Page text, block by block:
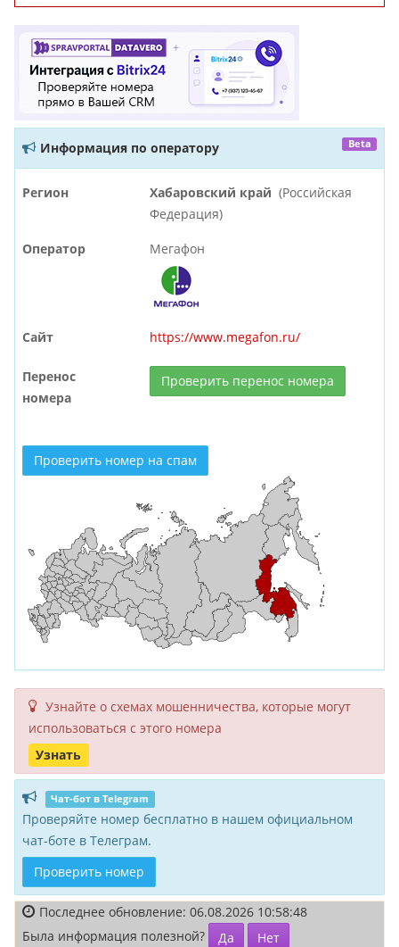
Информация по оператору Beta
Регион Хабаровский край (Российская
Федерация)
Оператор Мегафон
Сайт https://www.megafon.ru/
Перенос
номера
Проверить перенос номера
Проверить номер на спам
Узнайте о схемах мошенни­чества, кото­рые могут
исполь­зоваться с этого номера
Узнать
Чат-бот в Telegram
Проверяйте номер бесплатно в нашем официальном
чат-боте в Телеграм.
Проверить номер
Последнее обновление: 06.08.2026 10:58:48
Была информация полезной?
Да Нет